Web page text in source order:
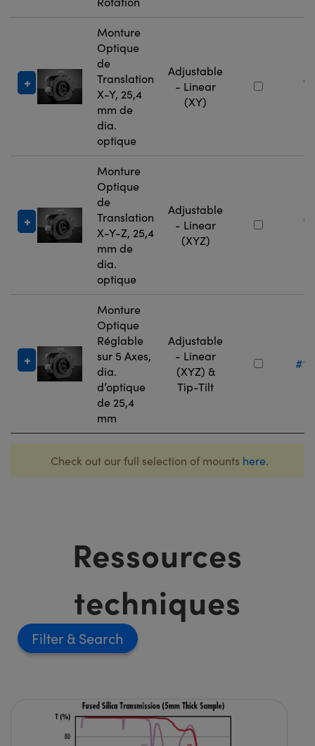
Monture
Optique
de
Translation
X-Y, 25,4
mm de
dia.
optique
Adjustable
- Linear
(XY)
Monture
Optique
de
Translation
X-Y-Z, 25,4
mm de
dia.
optique
Adjustable
- Linear
(XYZ)
Monture
Optique
Réglable
sur 5 Axes,
dia.
d’optique
de 25,4
mm
Adjustable
- Linear
(XYZ) &
Tip-Tilt
Check out our full selection of mounts here.
Ressources
techniques
Filter